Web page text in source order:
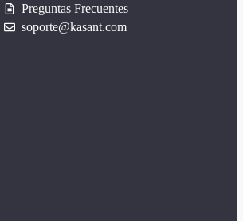
Preguntas Frecuentes
soporte@kasant.com